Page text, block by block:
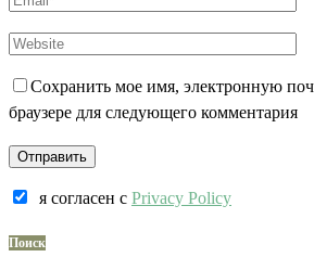
Сохранить мое имя, электронную
браузере для следующего комментария
я согласен c Privacy Policy
Поиск